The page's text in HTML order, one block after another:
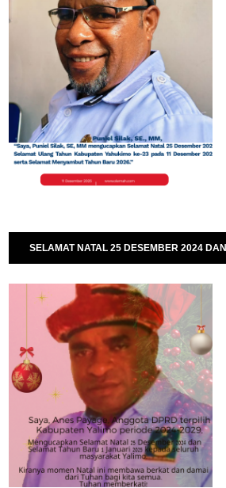
SELAMAT NATAL 25 DESEMBER 2024 DAN